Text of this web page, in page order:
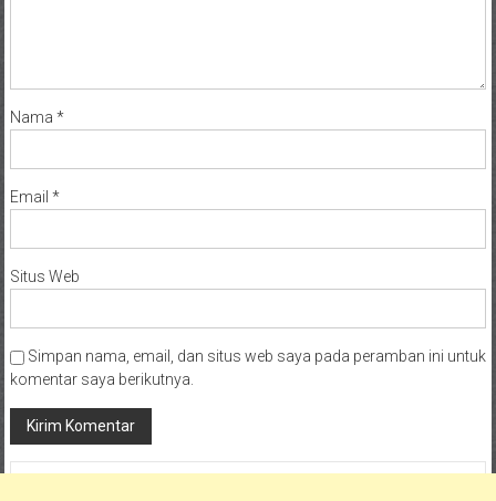
Nama *
Email *
Situs Web
Simpan nama, email, dan situs web saya pada peramban ini untuk
komentar saya berikutnya.